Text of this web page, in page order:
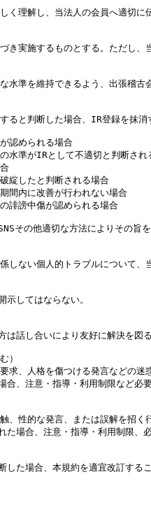
く理解し、当法人の会員へ適切に
き実施するものとする。ただし
水準を維持できるよう、出張稽
ると判断した場合、IR登録を抹消
認められる場合
水準がIRとして不適切と判断され
綻したと判断される場合
間内に改善が行われない場合
誹謗中傷が認められる場合
その他適切な方法によりその旨
しない個人的トラブルについて、
示してはならない。
は話し合いにより友好に解決を
）
求、人格を傷つける発言などの迷
合、注意・指導・利用制限など必
、性的な発言、または誤解を招く
た場合、注意・指導・利用制限、
した場合、本規約を適宜改訂する